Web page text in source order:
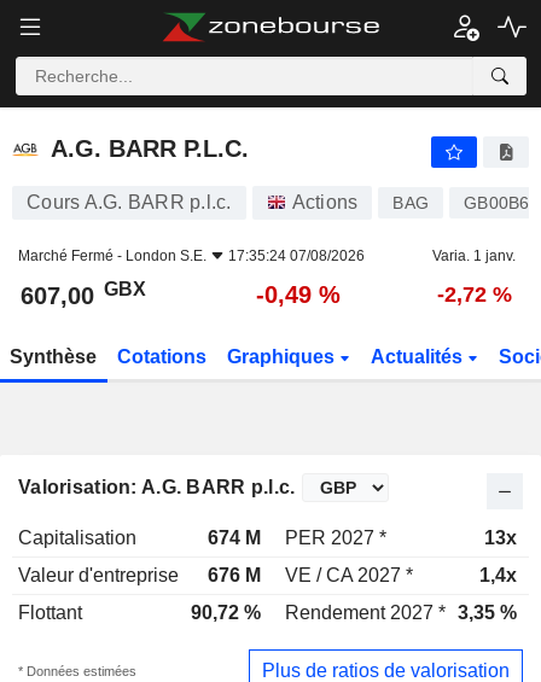
A.G. BARR P.L.C.
A.G. BARR P.L.C.
Cours A.G. BARR p.l.c. Actions BAG
Marché Fermé - London S.E. 17:35:24 07/08/2026 Varia. 1 janv.
607,00 GBX -0,49 % -2,72 %
Synthèse Cotations Graphiques Actualités
Valorisation: A.G. BARR p.l.c.
Capitalisation 674 M PER 2027 *
13x
Valeur d'entreprise
676 M VE / CA 2027 *
1,4x
Flottant
90,72 % Rendement 2027 * 3,35 %
* Données estimées Plus de ratios de valorisation